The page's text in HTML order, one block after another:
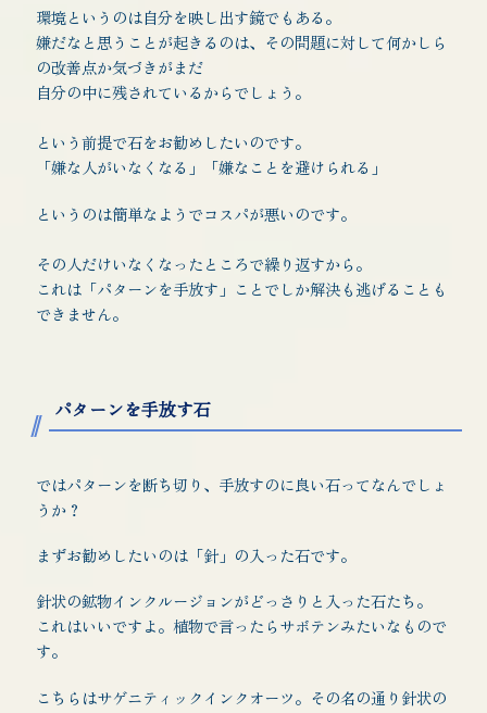
環境というのは自分を映し出す鏡でもある。
嫌だなと思うことが起きるのは、その問題に対して何かしら
の改善点か気づきがまだ
自分の中に残されているからでしょう。
という前提で石をお勧めしたいのです。
「嫌な人がいなくなる」「嫌なことを避けられる」
というのは簡単なようでコスパが悪いのです。
その人だけいなくなったところで繰り返すから。
これは「パターンを手放す」ことでしか解決も逃げることも
できません。
パターンを手放す石
ではパターンを断ち切り、手放すのに良い石ってなんでしょ
うか？
まずお勧めしたいのは「針」の入った石です。
針状の鉱物インクルージョンがどっさりと入った石たち。
これはいいですよ。植物で言ったらサボテンみたいなもので
す。
こちらはサゲニティックインクオーツ。その名の通り針状の